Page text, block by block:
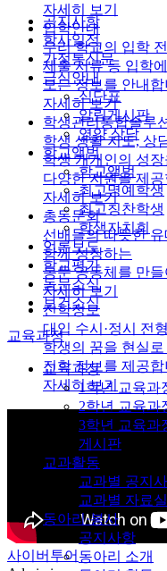
공지사항
학사일정
가정통신문
급식안내
식단표
알림게시판
영양 상담
학교앨범
학교앨범
최고명예학생
최고칭찬학생
학생자치회
언론보도
학교평가
동문소식
보건소식
교육과정
교육과정
1학년 교육과
2학년 교육과
3학년 교육과
게시판
교과활동
교과별 공지
교과별 자료실
동아리·봉사
공지사항
동아리 소개
자세히 보기
입학안내
우리 학교의 입학
제출 서류 등 입학
모든 정보를 안내합
자세히 보기
학생관리통합솔루
학생 생활 지도, 상
학생 개개인의 성
다양한 지원을 제
자세히 보기
총동문회
선배들의 따뜻한
함께 성장하는
동문 공동체를 만
자세히 보기
진학정보
대입 수시·정시 전
학생의 꿈을 현실
진학 정보를 제공합
자세히 보기
사이버투어